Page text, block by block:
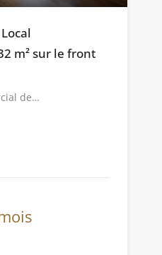
m² sur le front
de…